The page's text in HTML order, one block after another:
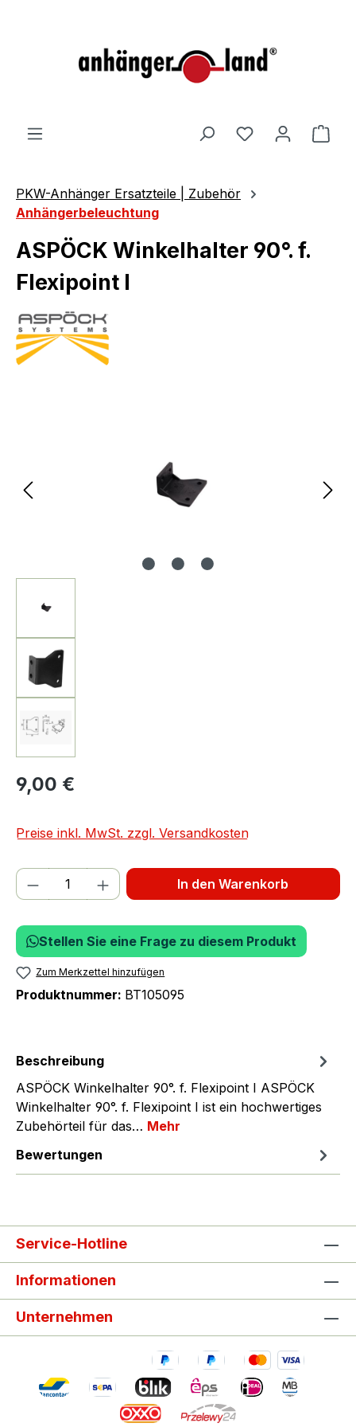
PKW-Anhänger Ersatzteile | Zubehör
Anhängerbeleuchtung
ASPÖCK Winkelhalter 90°. f.
Flexipoint I
9,00 €
Preise inkl. MwSt. zzgl. Versandkosten
Produkt Anzahl: Gib den gewünschten
In den Warenkorb
Stellen Sie eine Frage zu diesem Produkt
Zum Merkzettel hinzufügen
Produktnummer: BT105095
Beschreibung
ASPÖCK Winkelhalter 90°. f. Flexipoint I ASPÖCK
Winkelhalter 90°. f. Flexipoint I ist ein hochwertiges
Zubehörteil für das… Mehr
Bewertungen
Service-Hotline
Informationen
Unternehmen